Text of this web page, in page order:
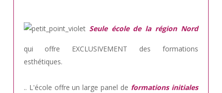
Seule école de la région Nord
qui offre EXCLUSIVEMENT des formations
esthétiques.
.. L'école offre un large panel de formations initiales